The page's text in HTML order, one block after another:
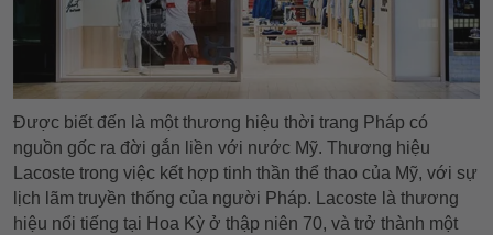
Được biết đến là một thương hiệu thời trang Pháp có
nguồn gốc ra đời gắn liền với nước Mỹ. Thương hiệu
Lacoste trong việc kết hợp tinh thần thể thao của Mỹ, với sự
lịch lãm truyền thống của người Pháp. Lacoste là thương
hiệu nổi tiếng tại Hoa Kỳ ở thập niên 70, và trở thành một